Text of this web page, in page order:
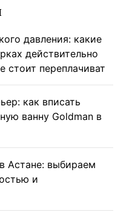
давления: какие
действительно
стоит переплачиват
как вписать
ванну Goldman в
Астане: выбираем
и